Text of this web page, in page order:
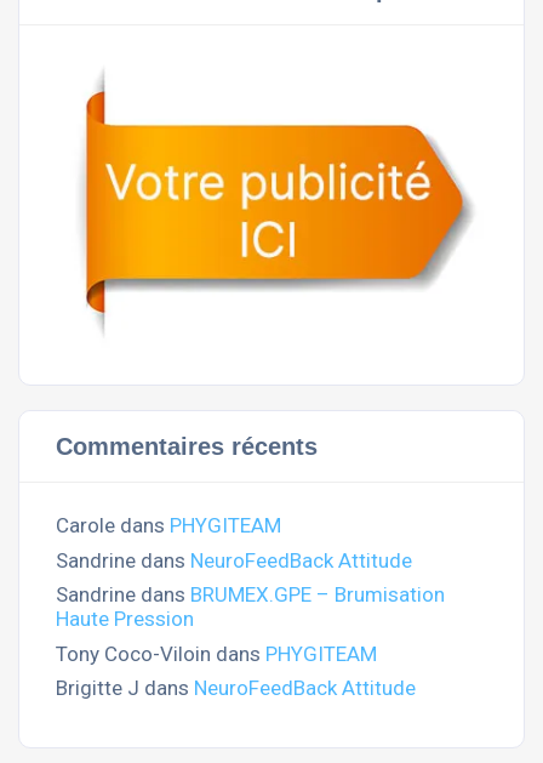
Commentaires récents
Carole dans PHYGITEAM
Sandrine dans NeuroFeedBack Attitude
Sandrine dans BRUMEX.GPE – Brumisation
Haute Pression
Tony Coco-Viloin dans PHYGITEAM
Brigitte J dans NeuroFeedBack Attitude